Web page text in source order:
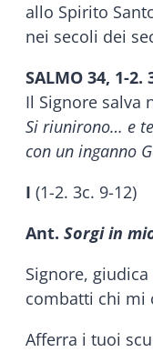
allo Spirito
nei secoli dei
SALMO 34, 1-2.
Il Signore salva
Si riunirono… e
con un inganno
I (1-2. 3c. 9-12)
Ant. Sorgi in
Signore,
combatti chi mi
Afferra i tuoi